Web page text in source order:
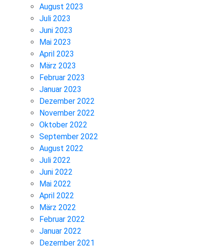
August 2023
Juli 2023
Juni 2023
Mai 2023
April 2023
März 2023
Februar 2023
Januar 2023
Dezember 2022
November 2022
Oktober 2022
September 2022
August 2022
Juli 2022
Juni 2022
Mai 2022
April 2022
März 2022
Februar 2022
Januar 2022
Dezember 2021